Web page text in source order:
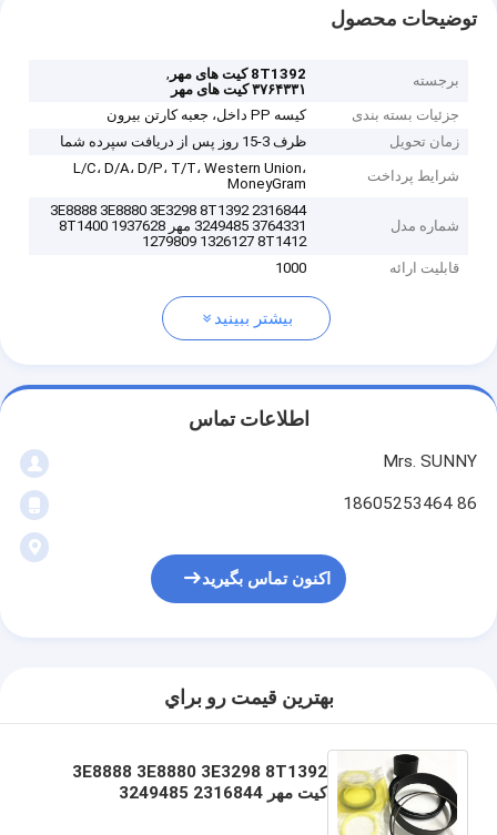
توضیحات محصول
برجسته 8T1392 کیت های مهر
,
۳۷۶۴۳۳۱ کیت های مهر
جزئیات بسته بندی
کیسه PP داخل، جعبه کارتن بیرون
زمان تحویل
ظرف 3-15 روز پس از دریافت سپرده شما
شرایط پرداخت
L/C، D/A، D/P، T/T، Western Union،
MoneyGram
شماره مدل
3E8888 3E8880 3E3298 8T1392 2316844
3249485 3764331 مهر 8T1400 1937628
1279809 1326127 8T1412
قابلیت ارائه
1000
بیشتر ببینید
اطلاعات تماس
Mrs. SUNNY
86 18605253464
اکنون تماس بگیرید
بهترين قيمت رو براي
3E8888 3E8880 3E3298 8T1392
کیت مهر 2316844 3249485